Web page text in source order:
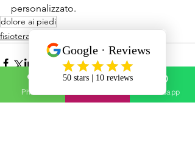
personalizzato.
dolore ai piedi
fisioterapia
Phone Whatsapp